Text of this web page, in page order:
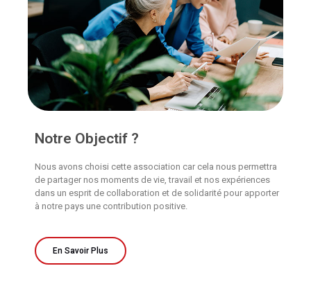
Notre Objectif ?
Nous avons choisi cette association car cela nous permettra
de partager nos moments de vie, travail et nos expériences
dans un esprit de collaboration et de solidarité pour apporter
à notre pays une contribution positive.
En Savoir Plus